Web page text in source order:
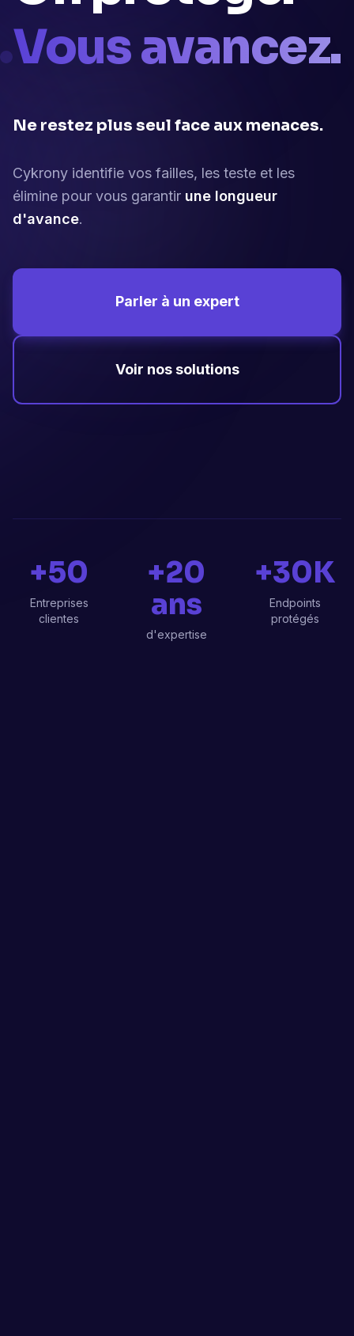
Vous avancez.
Ne restez plus seul face aux menaces.
Cykrony identifie vos failles, les teste et les
élimine pour vous garantir une longueur
d'avance.
Parler à un expert
Voir nos solutions
+50
Entreprises
clientes
+20
ans
d'expertise
+30K
Endpoints
protégés